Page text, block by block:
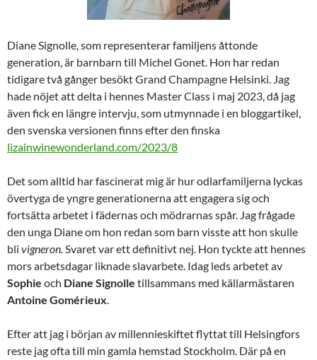
Diane Signolle, som representerar familjens åttonde
generation,är barnbarn till Michel Gonet. Hon har redan
tidigare två gånger besökt Grand Champagne Helsinki. Jag
hade nöjet att delta i hennes Master Class i maj 2023, då jag
även fick en längre intervju, som utmynnade i en bloggartikel,
den svenska versionen finns efter den finska
lizainwinewonderland.com/2023/8
Det som alltid har fascinerat mig är hur odlarfamiljerna lyckas
övertyga de yngre generationerna att engagera sig och
fortsätta arbetet i fädernas och mödrarnas spår. Jag frågade
den unga Diane om hon redan som barn visste att hon skulle
bli vigneron.Svaret var ett definitivt nej. Hon tyckte att hennes
mors arbetsdagar liknade slavarbete. Idag leds arbetet av
Sophie och Diane Signolle tillsammans med källarmästaren
Antoine Gomérieux.
Efter att jag i början av millennieskiftet flyttat till Helsingfors
reste jag ofta till min gamla hemstad Stockholm. Där på en